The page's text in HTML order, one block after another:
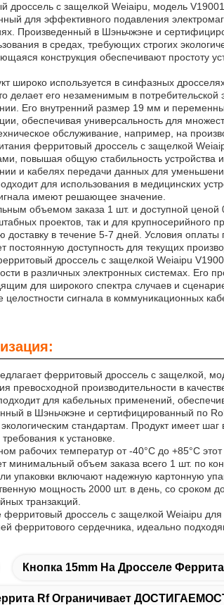
дроссель с защелкой Weiaipu, модель
для эффективного подавления
Произведенный в Шэньчжэне и
в средах, требующих строгих
конструкция обеспечивают простоту
широко используется в синфазных
делает его незаменимым в
Его внутренний размер 19 мм и
обеспечивая универсальность для
обслуживание, например, на
ферритовый дроссель с защелкой
повышая общую стабильность
и кабелях передачи данных для
для использования в медицинских
имеют решающее значение.
объемом заказа 1 шт. и доступной
проектов, так и для крупносерийного
доставку в течение 5-7 дней. Условия
постоянную доступность для текущих
дроссель с защелкой Weiaipu
в различных электронных системах. Его
для широкого спектра случаев и
целостности сигнала в коммуникационных
ферритовый дроссель с защелкой,
превосходной производительности в
для кабельных применений,
в Шэньчжэне и сертифицированный по
экологическим стандартам. Продукт имеет
к установке.
рабочих температур от -40°C до +85°C
минимальный объем заказа всего 1 шт. по
упаковки включают надежную картонную
мощность 2000 шт. в день, со сроком
транзакций.
ферритовый дроссель с защелкой Weiaipu
ферритового сердечника, идеально
Кнопка 15mm На Дросселе Феррита
Rf Ограничивает